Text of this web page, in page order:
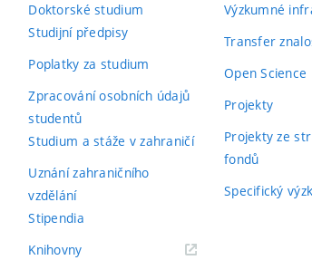
Doktorské studium
Studijní předpisy
Poplatky za studium
Zpracování osobních údajů
studentů
Studium a stáže v zahraničí
Uznání zahraničního
vzdělání
Stipendia
Knihovny(externí
Výzkumné
Transfer
Open Science
Projekty
Projekty ze
fondů
Specifický